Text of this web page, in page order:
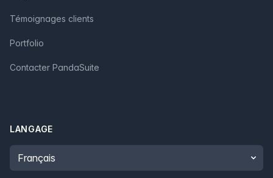
Témoignages clients
Portfolio
Contacter PandaSuite
LANGAGE
Language